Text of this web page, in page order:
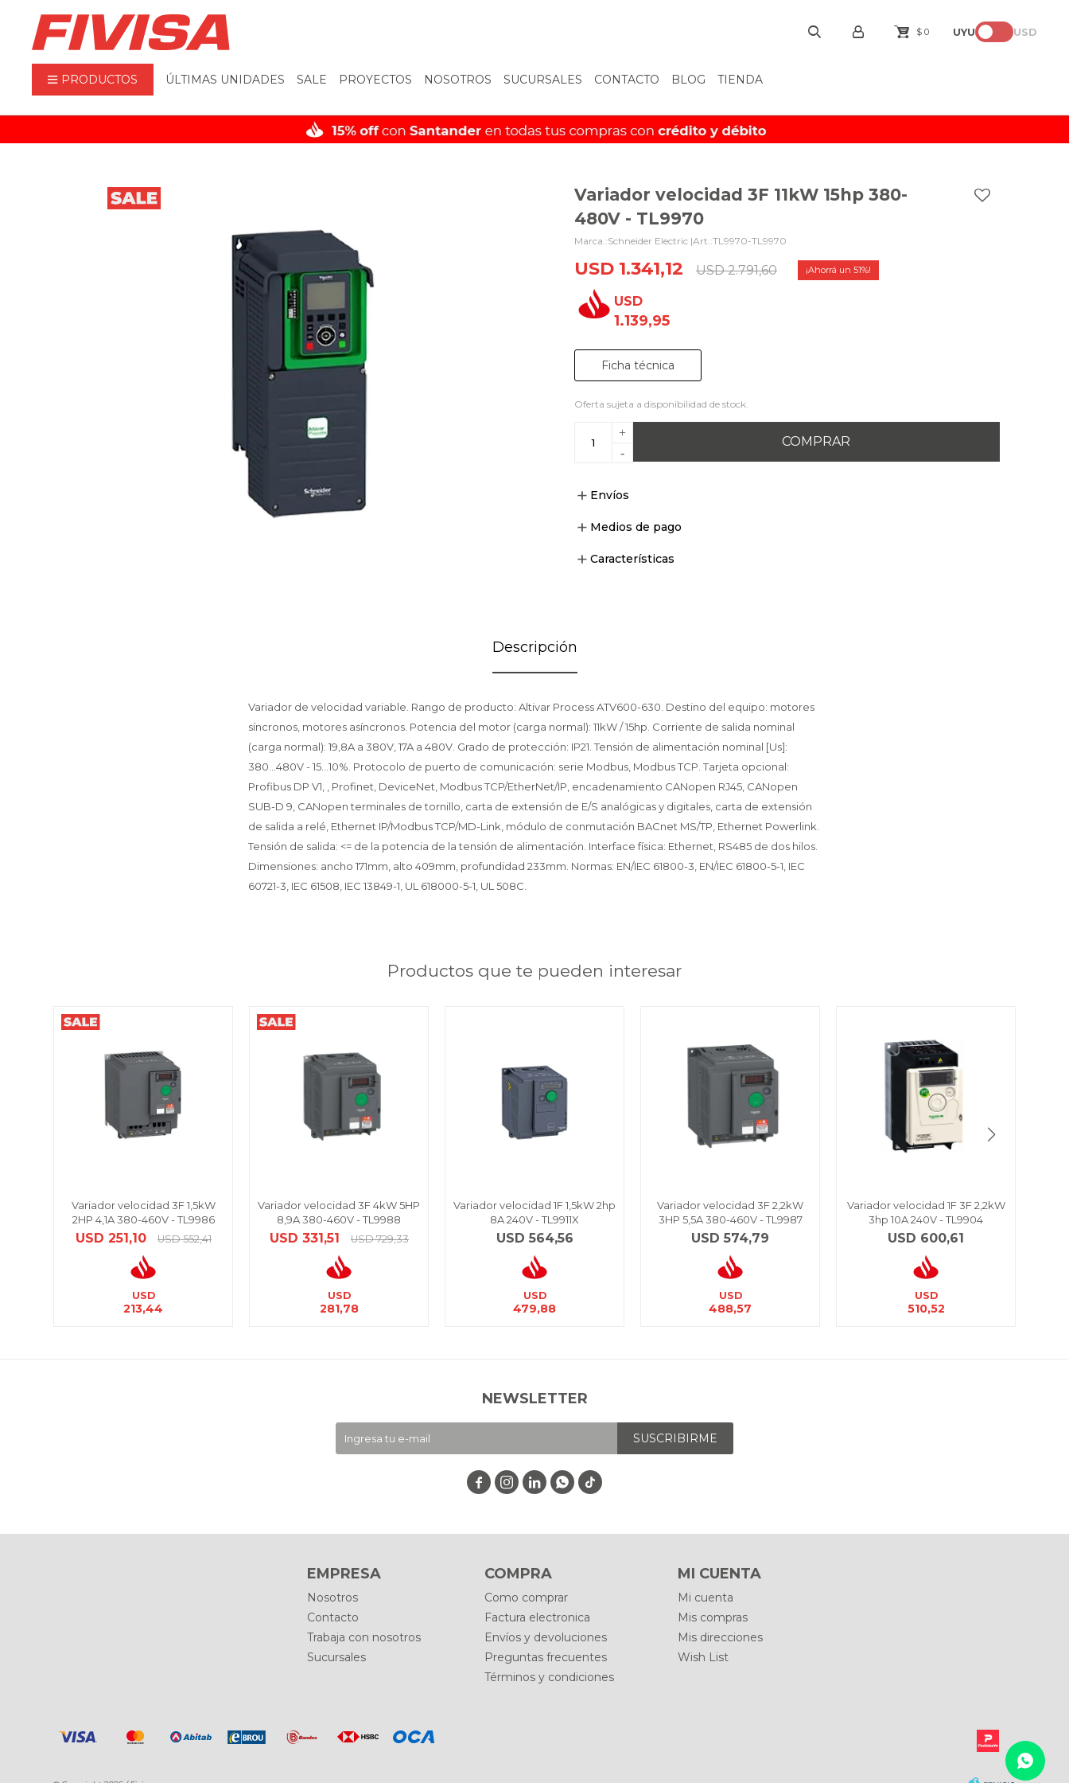
PRODUCTOS ÚLTIMAS UNIDADES SALE PROYECTOS NOSOTROS SUCURSALES CONTACTO BLOG TIENDA
$ 0 UYU USD
Variador velocidad 3F 11kW 15hp 380-
480V - TL9970
Schneider Electric | TL9970-TL9970
USD 1.341,12 USD 2.791,60 51
USD
1.139,95
Ficha técnica
Oferta sujeta a disponibilidad de stock.
+
-
COMPRAR
Envíos
Medios de pago
Características
Descripción
Variador de velocidad variable. Rango de producto: Altivar Process ATV600-630. Destino del equipo: motores
síncronos, motores asíncronos. Potencia del motor (carga normal): 11kW / 15hp. Corriente de salida nominal
(carga normal): 19,8A a 380V, 17A a 480V. Grado de protección: IP21. Tensión de alimentación nominal [Us]:
380...480V - 15...10%. Protocolo de puerto de comunicación: serie Modbus, Modbus TCP. Tarjeta opcional:
Profibus DP V1, , Profinet, DeviceNet, Modbus TCP/EtherNet/IP, encadenamiento CANopen RJ45, CANopen
SUB-D 9, CANopen terminales de tornillo, carta de extensión de E/S analógicas y digitales, carta de extensión
de salida a relé, Ethernet IP/Modbus TCP/MD-Link, módulo de conmutación BACnet MS/TP, Ethernet Powerlink.
Tensión de salida: <= de la potencia de la tensión de alimentación. Interface física: Ethernet, RS485 de dos hilos.
Dimensiones: ancho 171mm, alto 409mm, profundidad 233mm. Normas: EN/IEC 61800-3, EN/IEC 61800-5-1, IEC
60721-3, IEC 61508, IEC 13849-1, UL 618000-5-1, UL 508C.
Productos que te pueden interesar
Variador velocidad 3F 1,5kW
2HP 4,1A 380-460V - TL9986
USD 251,10 USD 552,41
USD
213,44
Variador velocidad 3F 4kW 5HP
8,9A 380-460V - TL9988
USD 331,51 USD 729,33
USD
281,78
Variador velocidad 1F 1,5kW 2hp
8A 240V - TL9911X
USD 564,56
USD
479,88
Variador velocidad 3F 2,2kW
3HP 5,5A 380-460V - TL9987
USD 574,79
USD
488,57
Variador velocidad 1F 3F 2,2kW
3hp 10A 240V - TL9904
USD 600,61
USD
510,52
EMPRESA
Nosotros
Contacto
Trabaja con nosotros
Sucursales
COMPRA
Como comprar
Factura electronica
Envíos y devoluciones
Preguntas frecuentes
Términos y condiciones
MI CUENTA
Mi cuenta
Mis compras
Mis direcciones
Wish List
NEWSLETTER
SUSCRIBIRME
   